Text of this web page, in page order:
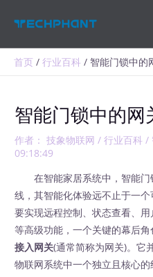
首页 行业百科 智能门锁中的
智能门锁中的网
作者： 技象物联网/行业百科 /
09:18:49
在智能家居系统中，智能门
线，其智能化体验远不止于一个
要实现远程控制、状态查看、
等高级功能，一个关键的幕后
接入网关(通常简称为网关)。它
物联网系统中一个独立且核心的